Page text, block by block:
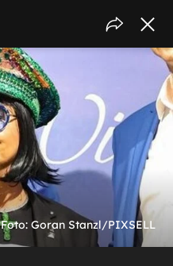
Foto: Goran Stanzl/PIXSELL